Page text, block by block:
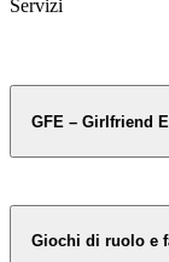
Servizi
GFE – Girlfriend
Giochi di ruolo e